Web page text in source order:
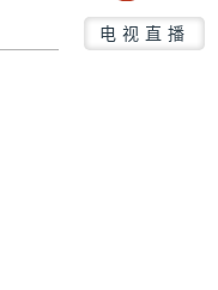
电视直播